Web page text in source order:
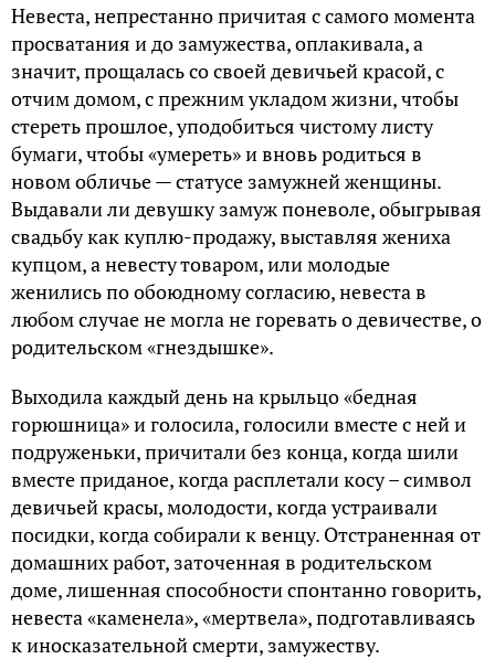
Невеста, непрестанно причитая с самого момента
просватания и до замужества, оплакивала, а
значит, прощалась со своей девичьей красой, с
отчим домом, с прежним укладом жизни, чтобы
стереть прошлое, уподобиться чистому листу
бумаги, чтобы «умереть» и вновь родиться в
новом обличье — статусе замужней женщины.
Выдавали ли девушку замуж поневоле, обыгрывая
свадьбу как куплю-продажу, выставляя жениха
купцом, а невесту товаром, или молодые
женились по обоюдному согласию, невеста в
любом случае не могла не горевать о девичестве, о
родительском «гнездышке».
Выходила каждый день на крыльцо «бедная
горюшница» и голосила, голосили вместе с ней и
подруженьки, причитали без конца, когда шили
вместе приданое, когда расплетали косу – символ
девичьей красы, молодости, когда устраивали
посидки, когда собирали к венцу. Отстраненная от
домашних работ, заточенная в родительском
доме, лишенная способности спонтанно говорить,
невеста «каменела», «мертвела», подготавливаясь
к иносказательной смерти, замужеству.